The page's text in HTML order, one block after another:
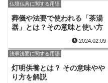
仏壇仏具に関する用語
葬儀や法要で使われる「茶湯
器」とは？その意味と使い方
2024.02.09
法事法要に関する用語
灯明供養とは？ その意味やや
り方を解説